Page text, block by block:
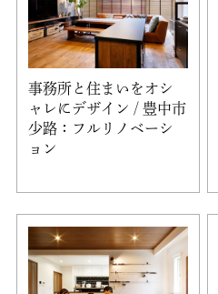
事務所と住まいをオシ
ャレにデザイン / 豊中市
少路：フルリノベーシ
ョン